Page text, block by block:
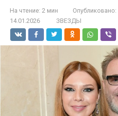
На чтение: 2 мин Опубликовано:
14.01.2026
ЗВЕЗДЫ